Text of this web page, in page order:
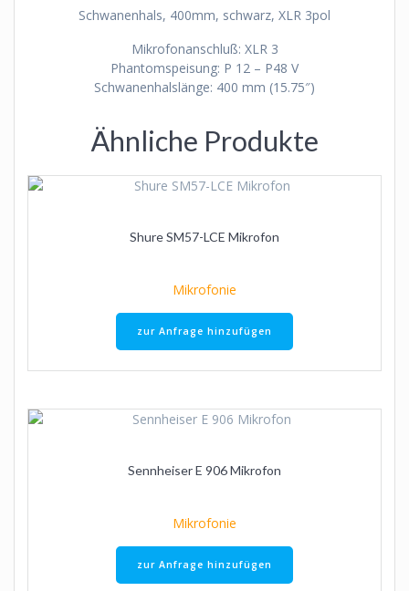
Schwanenhals, 400mm, schwarz, XLR 3pol
Mikrofonanschluß: XLR 3
Phantomspeisung: P 12 – P48 V
Schwanenhalslänge: 400 mm (15.75″)
Ähnliche Produkte
Shure SM57-LCE Mikrofon
Mikrofonie
zur Anfrage hinzufügen
Sennheiser E 906 Mikrofon
Mikrofonie
zur Anfrage hinzufügen